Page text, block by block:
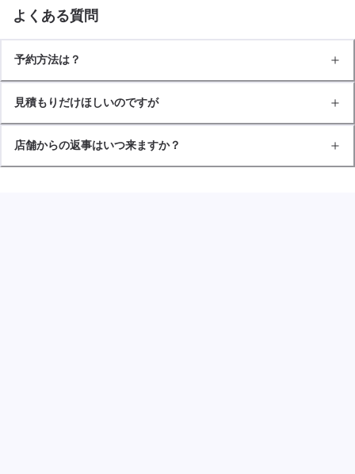
よくある質問
予約方法は？
見積もりだけほしいのですが
店舗からの返事はいつ来ますか？